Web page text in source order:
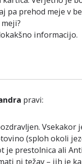
pa prehod meje v
informacijo.
pravi:
Vsekakor
(sploh okoli
je prestolnica ali
ni težav – jih je